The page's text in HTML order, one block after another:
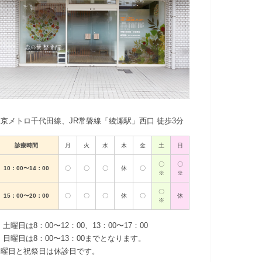
メトロ千代田線、JR常磐線「綾瀬駅」西口 徒歩3分
診療時間 月 火 水 木 金 土 日
10：00〜14：00 〇 〇 〇 休 〇
〇
※
〇
※
15：00〜20：00 〇 〇 〇 休 〇
〇
※
休
曜日は8：00〜12：00、13：00〜17：00
曜日は8：00〜13：00までとなります。
日と祝祭日は休診日です。